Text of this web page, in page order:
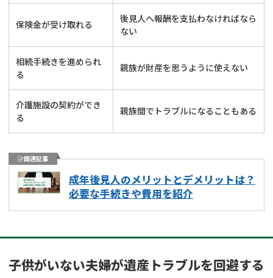
保険金が受け取れる
後見人へ報酬を支払わなければなら
ない
相続手続きを進められ
る
親族が財産を思うように使えない
介護施設の契約ができ
る
親族間でトラブルになることもある
関連記事
成年後見人のメリットとデメリットは？
必要な手続きや費用を紹介
子供がいない夫婦が遺産トラブルを回避する